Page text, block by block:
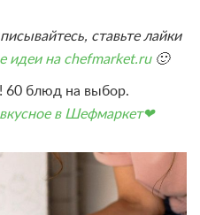
ставьте лайки
идеи на chefmarket.ru 🙂
60 блюд на выбор.
вкусное в Шефмаркет❤